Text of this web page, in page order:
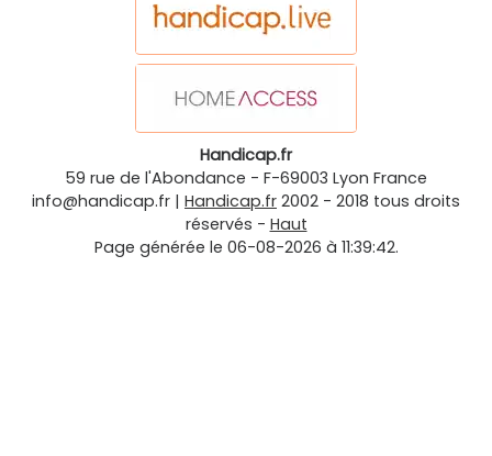
Handicap.fr
59 rue de l'Abondance - F-69003 Lyon France
info@handicap.fr | Handicap.fr 2002 - 2018 tous droits
réservés - Haut
Page générée le 06-08-2026 à 11:39:42.